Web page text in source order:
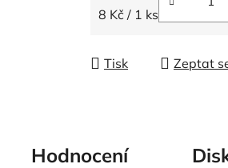
Měrná cena:
8 Kč / 1 ks
Tisk Zeptat
Hodnocení